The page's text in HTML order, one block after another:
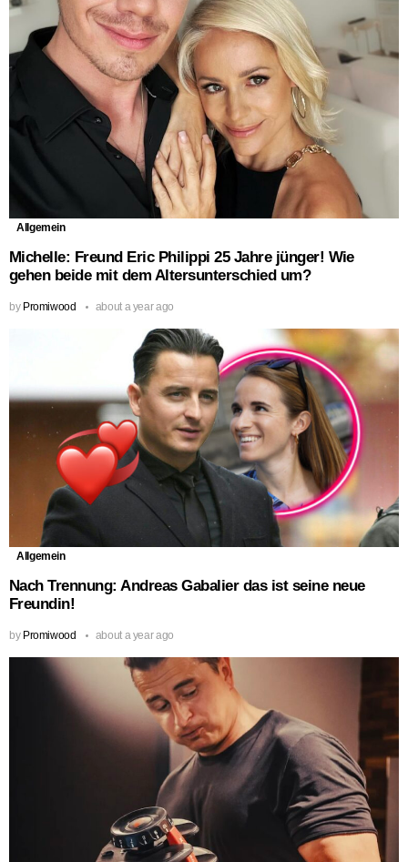
Allgemein
Michelle: Freund Eric Philippi 25 Jahre jünger! Wie
gehen beide mit dem Altersunterschied um?
by Promiwood about a year ago
Allgemein
Nach Trennung: Andreas Gabalier das ist seine neue
Freundin!
by Promiwood about a year ago